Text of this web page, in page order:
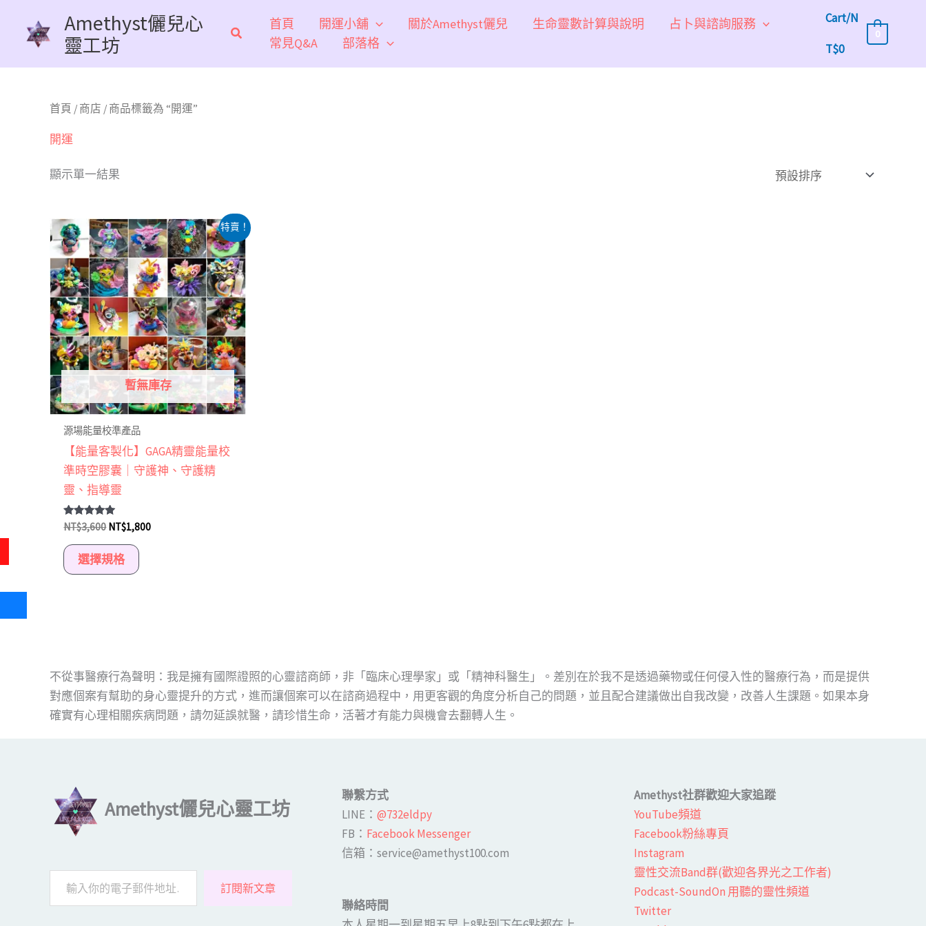
要
Amethyst儷兒心
靈工坊
首頁 開運小舖 關於Amethyst儷兒 生命靈數計算與說明
占卜與諮詢服務
常見Q&A
部落格
Cart/N
T$0
0
首頁 / 商店 / 商品標籤為 “開運”
開運
顯示單一結果
特賣！
暫無庫存
源場能量校準產品
【能量客製化】GAGA精靈能量校
準時空膠囊｜守護神、守護精
靈、指導靈
評分
5.00
滿分 5
NT$3,600
原
始
價
格：
NT$3,600。
NT$1,800
目
前
價
格：
NT$1,800。
選擇規格
此
產
品
有
多
種
款
式。
可
在
品
頁
面
項
不從事醫療行為聲明：我是擁有國際證照的心靈諮商師，非「臨床心理學家」或「精神科醫生」。差別在於我不是透過藥物或任何侵入性的醫療行為，而是提供
對應個案有幫助的身心靈提升的方式，進而讓個案可以在諮商過程中，用更客觀的角度分析自己的問題，並且配合建議做出自我改變，改善人生課題。如果本身
確實有心理相關疾病問題，請勿延誤就醫，請珍惜生命，活著才有能力與機會去翻轉人生。
Amethyst儷兒心靈工坊
訂閱新文章
聯繫方式
LINE​： @732eldpy
FB：​ Facebook Messenger
​​信箱：service@amethyst100.com
聯絡時間
Amethyst社群歡迎大家追蹤
YouTube頻道
Facebook粉絲專頁​
Instagram
靈性交流Band群(歡迎各界光之工作者)​
Podcast-SoundOn 用聽的靈性頻道
​Twitter